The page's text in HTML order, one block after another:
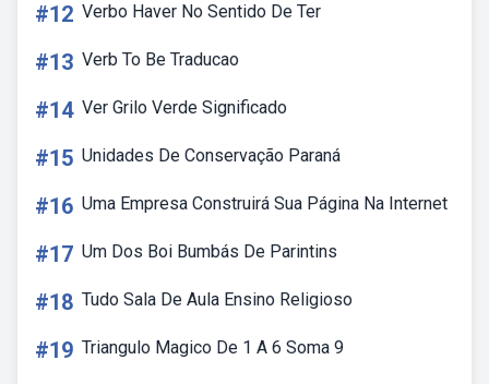
#12 Verbo Haver No Sentido De Ter
#13 Verb To Be Traducao
#14 Ver Grilo Verde Significado
#15 Unidades De Conservação Paraná
#16 Uma Empresa Construirá Sua Página Na Internet
#17 Um Dos Boi Bumbás De Parintins
#18 Tudo Sala De Aula Ensino Religioso
#19 Triangulo Magico De 1 A 6 Soma 9